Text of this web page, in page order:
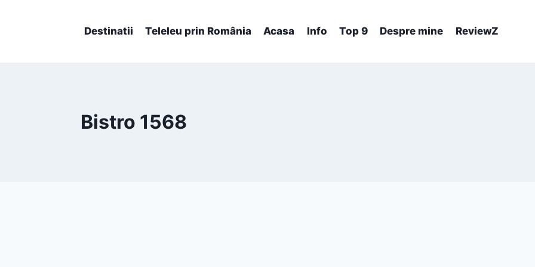
Destinatii Teleleu prin România Acasa Info Top 9 Despre mine ReviewZ
Bistro 1568